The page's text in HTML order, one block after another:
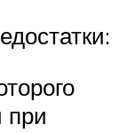
при